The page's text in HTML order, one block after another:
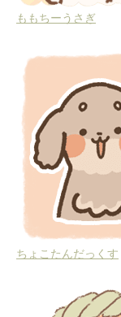
ももちーうさぎ
ちょこたんだっくす